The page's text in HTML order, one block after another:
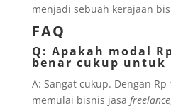
menjadi sebuah kerajaan
FAQ
Q: Apakah modal
benar cukup untuk
A: Sangat cukup. Dengan
memulai bisnis jasa freelance